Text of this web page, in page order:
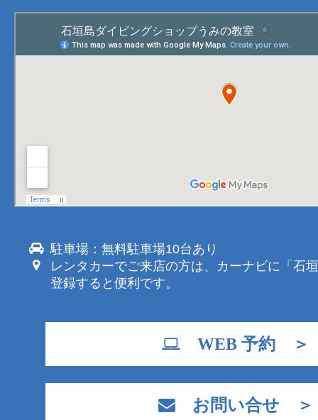
駐車場：無料駐車場10台あり
レンタカーでご来店の方は、カーナビに「石
登録すると便利です。
WEB 予約 ＞
お問い合せ ＞